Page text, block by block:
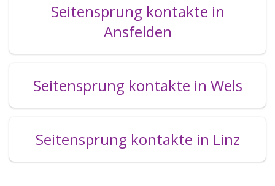
Seitensprung kontakte in
Ansfelden
Seitensprung kontakte in Wels
Seitensprung kontakte in Linz